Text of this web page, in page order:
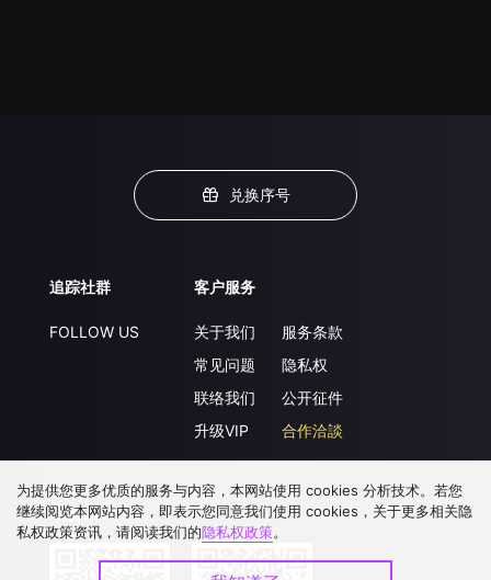
兑换序号
追踪社群
FOLLOW US
客户服务
关于我们
常见问题
联络我们
升级VIP
服务条款
隐私权
公开征件
合作洽談
下载 APP
为提供您更多优质的服务与内容，本网站使用 cookies 分析技术。若您
继续阅览本网站内容，即表示您同意我们使用 cookies，关于更多相关隐
私权政策资讯，请阅读我们的隐私权政策。